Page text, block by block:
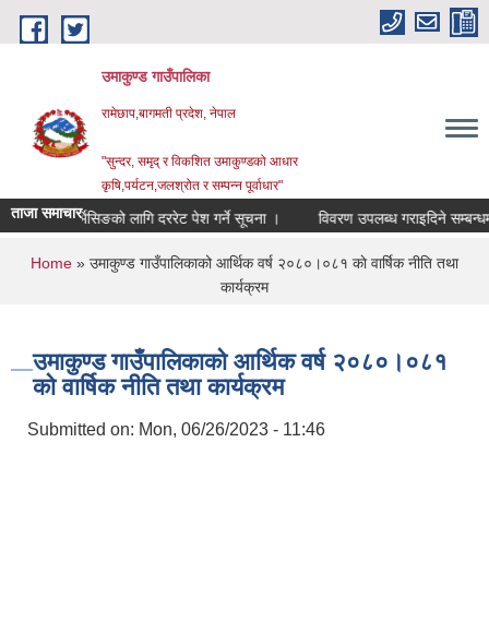
Skip to main content
उमाकुण्ड गाउँपालिका
रामेछाप,बागमती प्रदेश, नेपाल
"सुन्दर, समृद् र विकशित उमाकुण्डको आधार
कृषि,पर्यटन,जलश्रोत र सम्पन्न पूर्वाधार"
ताजा समाचार
सर्भिसिङको लागि दररेट पेश गर्ने सूचना । विवरण उपलब्ध गराइदिने सम्बन्धमा
You are here
Home » उमाकुण्ड गाउँपालिकाको आर्थिक वर्ष २०८०।०८१ काे वार्षिक नीति तथा
कार्यक्रम
उमाकुण्ड गाउँपालिकाको आर्थिक वर्ष २०८०।०८१
काे वार्षिक नीति तथा कार्यक्रम
Submitted on: Mon, 06/26/2023 - 11:46